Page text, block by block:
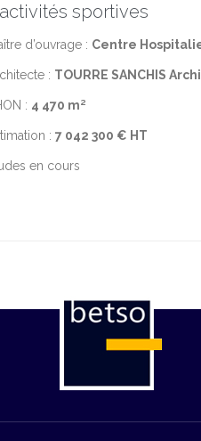
sportives
d’ouvrage : Centre
: TOURRE SANCHIS
: 4 470 m²
: 7 042 300 € HT
en cours